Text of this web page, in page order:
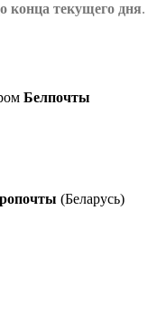
конца текущего дня.
Белпочты
(Беларусь)